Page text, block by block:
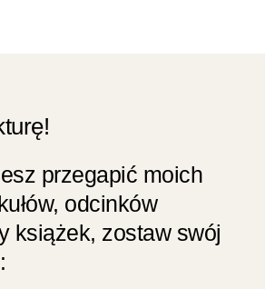
przegapić moich
odcinków
książek, zostaw swój